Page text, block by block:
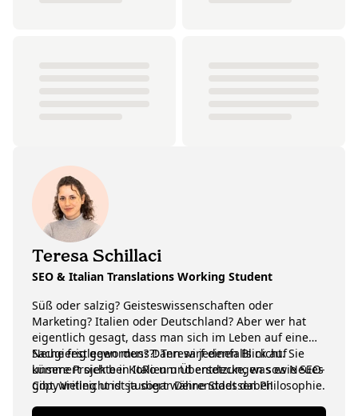
Teresa Schillaci
SEO & Italian Translations Working Student
Süß oder salzig? Geisteswissenschaften oder
Marketing? Italien oder Deutschland? Aber wer hat
eigentlich gesagt, dass man sich im Leben auf eine
Sache festlegen muss?! Teresa jedenfalls nicht. Sie
kümmert sich bei KoRo um Übersetzungen sowie SEO-
Copywriting und studiert währenddessen Philosophie.
Neugierig geworden? Dann wirf einen Blick auf
unsere Projekte in Italien und entdecke, was es Neues
gibt. Vielleicht ist ja sogar Deine Stadt dabei!